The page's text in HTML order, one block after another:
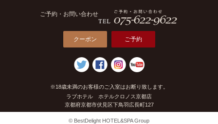
ご予約・お問い合わせ
クーポン ご予約
※18歳未満のお客様のご入室はお断り致します。
ラブホテル ホテルクロノス京都店
京都府京都市伏見区下鳥羽広長町127
© BestDelight HOTEL&SPA Group